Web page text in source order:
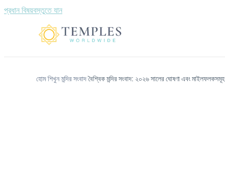
প্রধান বিষয়বস্তুতে যান
হোম/ শিখুন/ মন্দির সংবাদ /বৈশ্বিক মন্দির সংবাদ: ২০২৬ সালের ঘোষণা এবং মাইলফলকসমূহ